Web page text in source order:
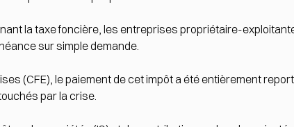
lataxe foncière, les entreprises propriétaire-
sur simple demande.
(CFE), le paiement de cet impôt a été entièrement
par la crise.